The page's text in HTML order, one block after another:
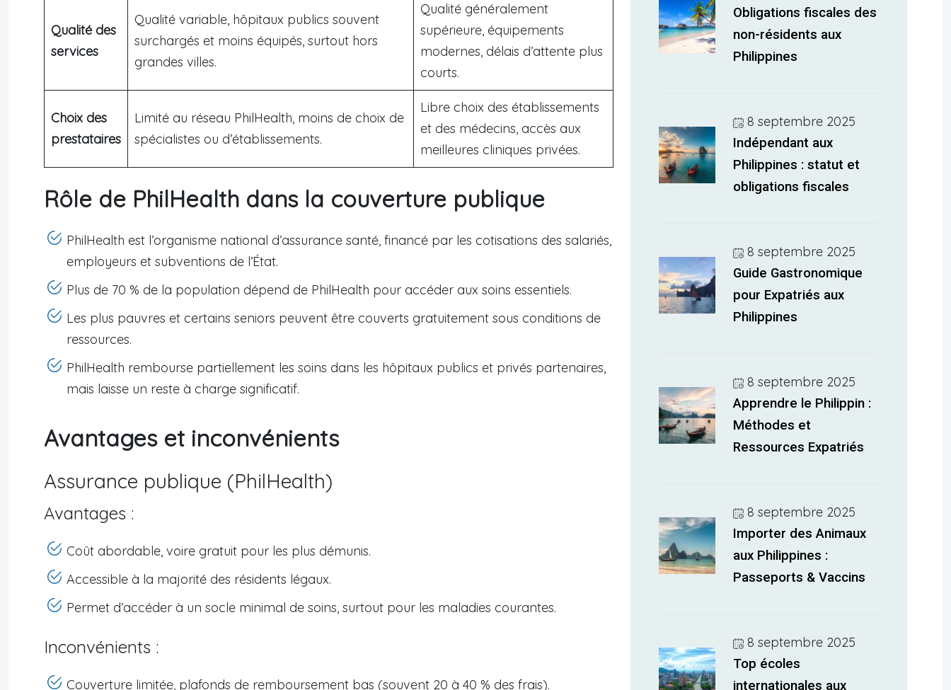
Qualité des
services
Qualité variable, hôpitaux publics souvent
surchargés et moins équipés, surtout hors
grandes villes.
Qualité généralement
supérieure, équipements
modernes, délais d’attente plus
courts.
Choix des
prestataires
Limité au réseau PhilHealth, moins de choix de
spécialistes ou d’établissements.
Libre choix des établissements
et des médecins, accès aux
meilleures cliniques privées.
Rôle de PhilHealth dans la couverture publique
PhilHealth est l’organisme national d’assurance santé, financé par les cotisations des salariés,
employeurs et subventions de l’État.
Plus de 70 % de la population dépend de PhilHealth pour accéder aux soins essentiels.
Les plus pauvres et certains seniors peuvent être couverts gratuitement sous conditions de
ressources.
PhilHealth rembourse partiellement les soins dans les hôpitaux publics et privés partenaires,
mais laisse un reste à charge significatif.
Avantages et inconvénients
Assurance publique (PhilHealth)
Avantages :
Coût abordable, voire gratuit pour les plus démunis.
Accessible à la majorité des résidents légaux.
Permet d’accéder à un socle minimal de soins, surtout pour les maladies courantes.
Inconvénients :
Couverture limitée, plafonds de remboursement bas (souvent 20 à 40 % des frais).
Obligations fiscales des
non-résidents aux
Philippines
8 septembre 2025
Indépendant aux
Philippines : statut et
obligations fiscales
8 septembre 2025
Guide Gastronomique
pour Expatriés aux
Philippines
8 septembre 2025
Apprendre le Philippin :
Méthodes et
Ressources Expatriés
8 septembre 2025
Importer des Animaux
aux Philippines :
Passeports & Vaccins
8 septembre 2025
Top écoles
internationales aux